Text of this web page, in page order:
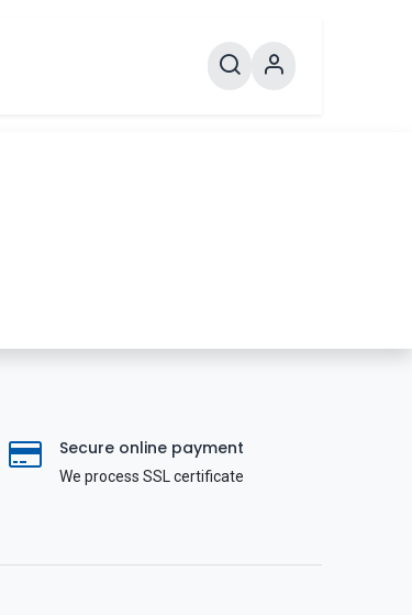
Secure online payment
We process SSL сertificate